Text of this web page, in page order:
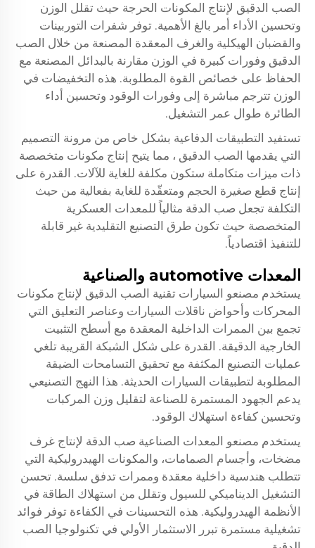
الصب الدقيق لإنتاج المكونات الحرجة حيث تقلل الوزن
وتحسين الأداء أمر بالغ الأهمية. توفر شفرات التوربينات
والقضبان الهيكلية والغرف المعقدة المصنعة من خلال الصب
الدقيق وفورات كبيرة في الوزن مقارنة بالبدائل المصنعة مع
الحفاظ على خصائص القوة المطلوبة. هذه التخفيضات في
الوزن تترجم مباشرة إلى وفورات الوقود وتحسين أداء
الطائرة طوال عمر التشغيل.
تستفيد التطبيقات الدفاعية بشكل خاص من مرونة التصميم
التي يقدمها الصب الدقيق ، مما يتيح إنتاج مكونات متخصصة
ذات ميزات متكاملة ستكون مكلفة للغاية للآلات. القدرة على
إنتاج قطع صغيرة الحجم ومتعقّدة للغاية بفعالية من حيث
التكلفة تجعل صب الدقة مثالياً للمعدات العسكرية
المتخصصة حيث تكون طرق التصنيع التقليدية غير قابلة
للتنفيذ اقتصادياً.
المعدات automotive والصناعية
يستخدم مصنعو السيارات تقنية الصب الدقيق لإنتاج مكونات
المحركات وأحواض ناقلات السيارات وعناصر التعليق التي
تجمع بين الممرات الداخلية المعقدة مع أسطح التثبيت
الخارجية الدقيقة. القدرة على شكل الشبكة القريبة تلغي
عمليات التصنيع المكثفة مع تحقيق التسامحات الضيقة
المطلوبة لتطبيقات السيارات الحديثة. هذا النهج التصنيعي
يدعم الجهود المستمرة للصناعة لتقليل وزن المركبات
وتحسين كفاءة استهلاك الوقود.
يستخدم مصنعو المعدات الصناعية صب الدقة لإنتاج غرف
مضخات، وأجسام الصمامات، والمكونات الهيدروليكية التي
تتطلب هندسية داخلية معقدة وممرات تدفق سلسة. تحسن
التشغيل الديناميكي للسيول وتقلل من استهلاك الطاقة في
الأنظمة الهيدروليكية. هذه التحسينات في الكفاءة توفر فوائد
تشغيلية مستمرة تبرر الاستثمار الأولي في تكنولوجيا الصب